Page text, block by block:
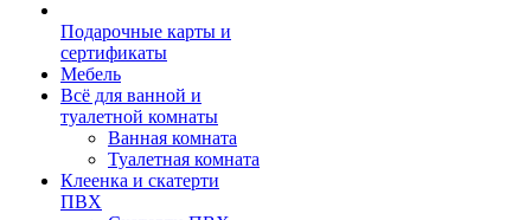
Подарочные карты и
сертификаты
Мебель
Всё для ванной и
туалетной комнаты
Ванная комната
Туалетная комната
Клеенка и скатерти
ПВХ